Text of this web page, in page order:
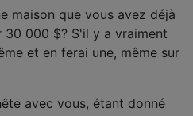
maison que vous avez déjà
30 000 $? S'il y a vraiment
et en ferai une, même sur
avec vous, étant donné